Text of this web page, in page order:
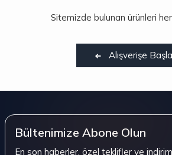
Sitemizde bulunan ürünleri
Alışverişe Başla
Bültenimize Abone Olun
En son haberler, özel teklifler ve